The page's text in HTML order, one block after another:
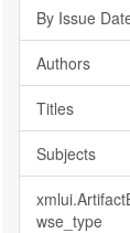
By Issue
Authors
Titles
Subjects
wse_type